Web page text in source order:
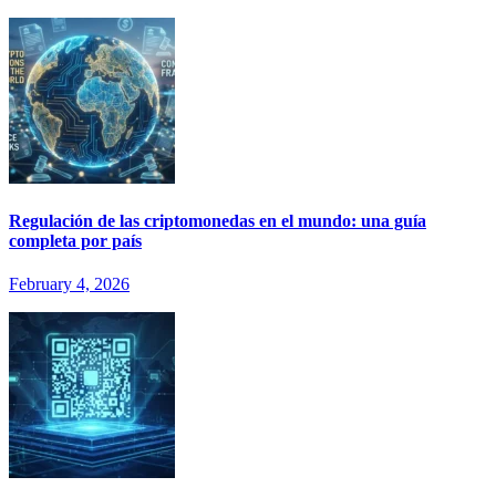
Regulación de las criptomonedas en el mundo: una guía
completa por país
February 4, 2026